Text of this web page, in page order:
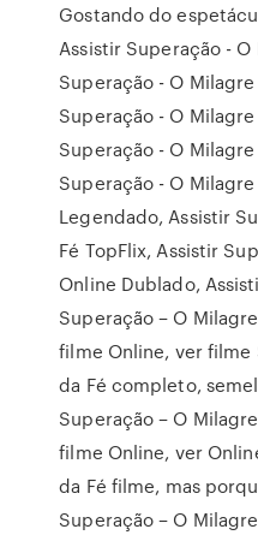
Gostando do
Assistir Superação -
Superação - O
Superação - O
Superação - O
Superação - O
Legendado, Assistir
Fé TopFlix, Assistir
Online Dublado,
Superação – O
filme Online, ver filme
da Fé completo,
Superação – O
filme Online, ver
da Fé filme, mas
Superação – O